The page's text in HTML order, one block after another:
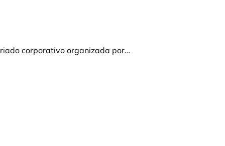
corporativo organizada por…